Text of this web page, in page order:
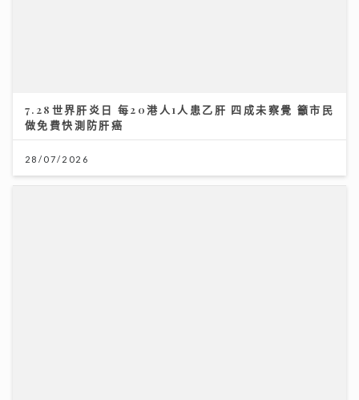
7.28世界肝炎日 每20港人1人患乙肝 四成未察覺 籲市民
做免費快測防肝癌
28/07/2026